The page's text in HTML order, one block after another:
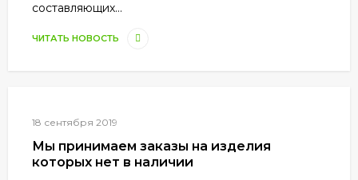
составляющих...
ЧИТАТЬ НОВОСТЬ
18 сентября 2019
Мы принимаем заказы на изделия
которых нет в наличии